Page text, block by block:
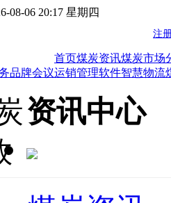
08-06 20:17 星期四
首页煤炭资讯煤炭市场
品牌会议运销管理软件智慧物流
资讯中心